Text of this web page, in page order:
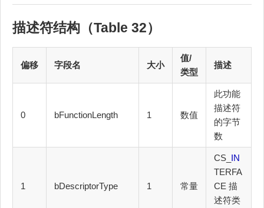
描述符结构（Table 32）
偏移 字段名 大小
值/
类型
描述
0 bFunctionLength 1 数值
此功能
描述符
的字节
数
1 bDescriptorType 1 常量
CS_ IN
TERFA
CE 描
述符类